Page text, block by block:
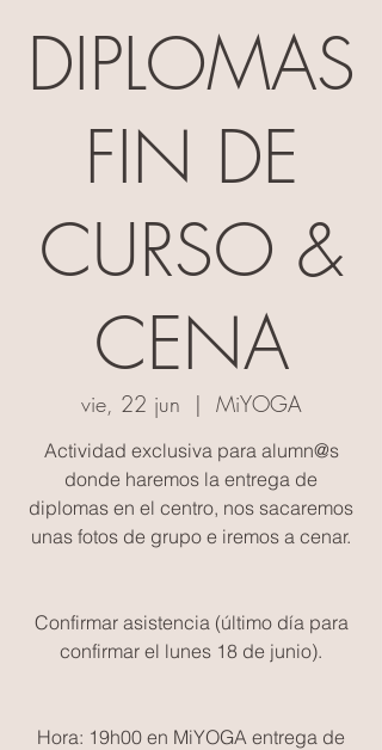
DIPLOMAS
FIN DE
CURSO &
CENA
vie, 22 jun
  |
MiYOGA
Actividad exclusiva para alumn@s
donde haremos la entrega de
diplomas en el centro, nos sacaremos
unas fotos de grupo e iremos a cenar.
Confirmar asistencia (último día para
confirmar el lunes 18 de junio).
Hora: 19h00 en MiYOGA entrega de